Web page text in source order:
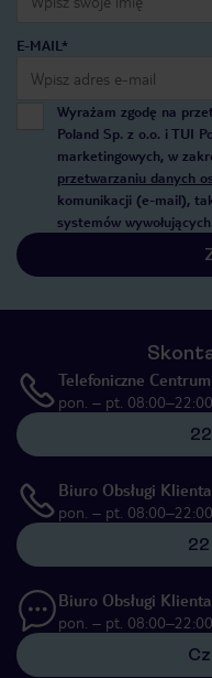
E-MAIL*
Wyrażam zgodę na
Poland Sp. z o.o. i TUI
marketingowych, w
przetwarzaniu danych
komunikacji (e-mail),
systemów wywołujących.
Telefoniczne
pon. – pt.
Biuro Obsługi Klienta
pon. – pt.
Biuro Obsługi Klienta
pon. – pt.